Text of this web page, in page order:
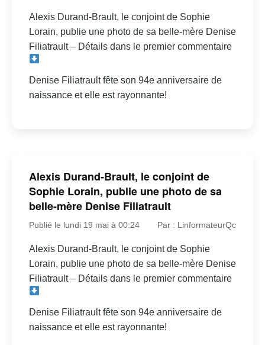
Alexis Durand-Brault, le conjoint de Sophie
Lorain, publie une photo de sa belle-mère Denise
Filiatrault – Détails dans le premier commentaire
Denise Filiatrault fête son 94e anniversaire de
naissance et elle est rayonnante!
Alexis Durand-Brault, le conjoint de
Sophie Lorain, publie une photo de sa
belle-mère Denise Filiatrault
Publié le lundi 19 mai à 00:24 Par : LinformateurQc
Alexis Durand-Brault, le conjoint de Sophie
Lorain, publie une photo de sa belle-mère Denise
Filiatrault – Détails dans le premier commentaire
Denise Filiatrault fête son 94e anniversaire de
naissance et elle est rayonnante!